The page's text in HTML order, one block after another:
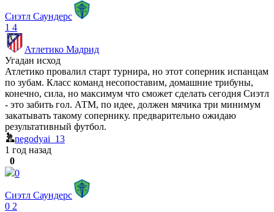
Сиэтл Саундерс
1 4
Атлетико Мадрид
Угадан исход
Атлетико провалил старт турнира, но этот соперник испанцам
по зубам. Класс команд несопоставим, домашние трибуны,
конечно, сила, но максимум что сможет сделать сегодня Сиэтл
- это забить гол. АТМ, по идее, должен мячика три минимум
закатывать такому сопернику. предварительно ожидаю
результативный футбол.
negodyai_13
1 год назад
0
0
Сиэтл Саундерс
0 2